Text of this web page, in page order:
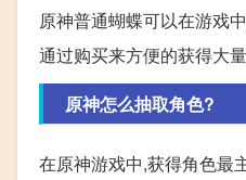
原神普通蝴蝶可以在游戏
通过购买来方便的获得大量
原神怎么抽取角色?
在原神游戏中,获得角色最